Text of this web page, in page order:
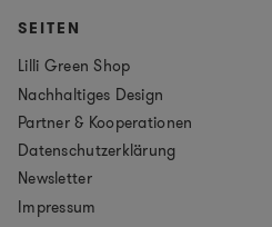
SEITEN
Lilli Green Shop
Nachhaltiges Design
Partner & Kooperationen
Datenschutzerklärung
Newsletter
Impressum